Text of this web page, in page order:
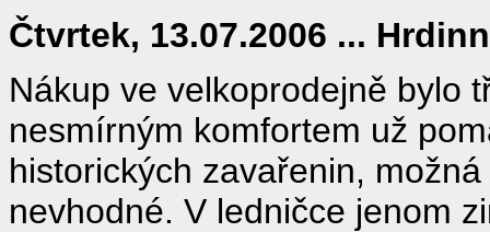
Čtvrtek, 13.07.2006 ...
Nákup ve velkoprodejně bylo
nesmírným komfortem už
historických zavařenin,
nevhodné. V ledničce jenom